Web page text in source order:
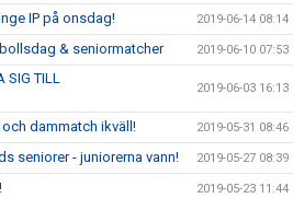
IP på onsdag! 2019-06-14 08:14
& seniormatcher 2019-06-10 07:53
SIG TILL
2019-06-03 16:13
dammatch ikväll! 2019-05-31 08:46
seniorer - juniorerna vann! 2019-05-27 08:39
2019-05-23 11:44